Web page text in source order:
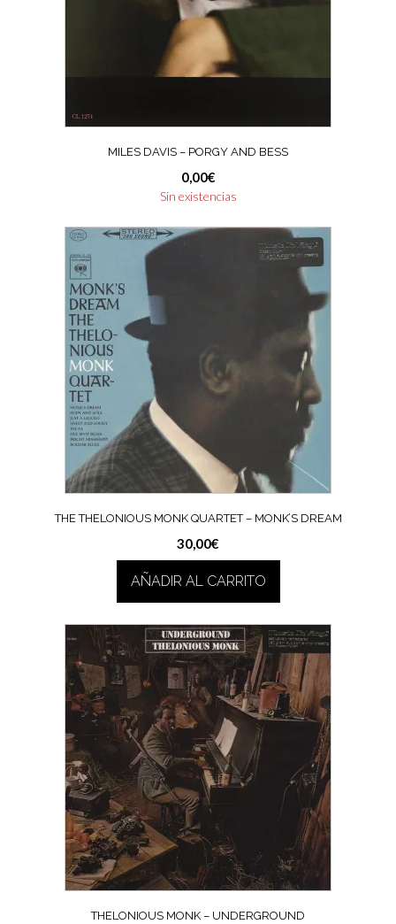
MILES DAVIS – PORGY AND BESS
0,00€
Sin existencias
THE THELONIOUS MONK QUARTET ‎– MONK’S DREAM
30,00€
AÑADIR AL CARRITO
THELONIOUS MONK – UNDERGROUND